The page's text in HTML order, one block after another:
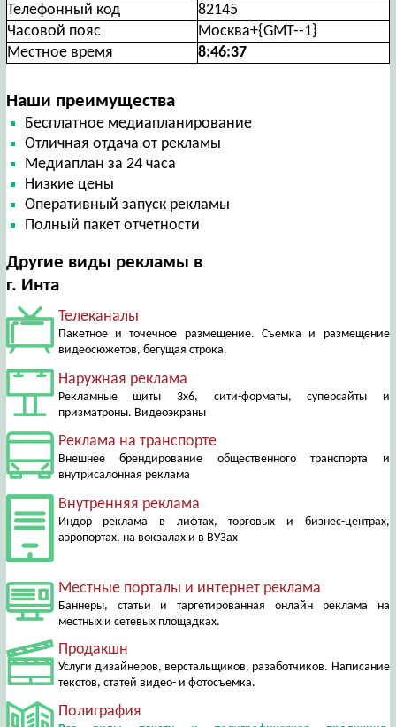
Телефонный код
82145
Часовой пояс
Москва+{GMT--1}
Местное время
8:46:37
Наши преимущества
Бесплатное медиапланирование
Отличная отдача от рекламы
Медиаплан за 24 часа
Низкие цены
Оперативный запуск рекламы
Полный пакет отчетности
Другие виды рекламы в
г. Инта
Телеканалы
Пакетное и точечное размещение. Съемка и размещение
видеосюжетов, бегущая строка.
Наружная реклама
Рекламные щиты 3х6, сити-форматы, суперсайты и
призматроны. Видеоэкраны
Реклама на транспорте
Внешнее брендирование общественного транспорта и
внутрисалонная реклама
Внутренняя реклама
Индор реклама в лифтах, торговых и бизнес-центрах,
аэропортах, на вокзалах и в ВУЗах
Местные порталы и интернет реклама
Баннеры, статьи и таргетированная онлайн реклама на
местных и сетевых площадках.
Продакшн
Услуги дизайнеров, верстальщиков, разаботчиков. Написание
текстов, статей видео- и фотосъемка.
Полиграфия